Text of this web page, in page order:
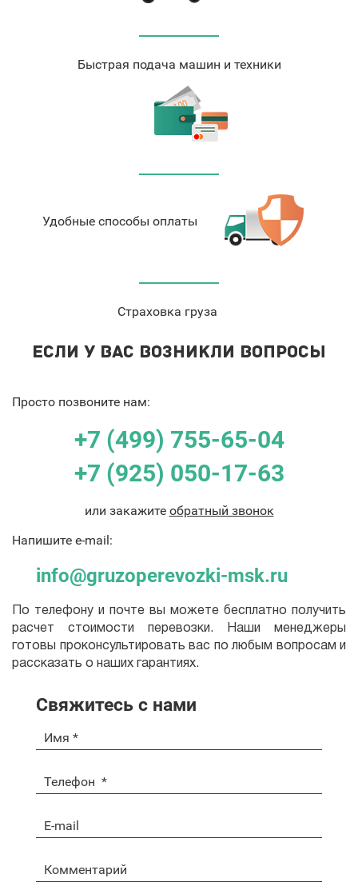
Быстрая подача машин и техники
Удобные способы оплаты
Страховка груза
ЕСЛИ У ВАС ВОЗНИКЛИ ВОПРОСЫ
Просто позвоните нам:
+7 (499) 755-65-04
+7 (925) 050-17-63
или закажите обратный звонок
Напишите e-mail:
info@gruzoperevozki-msk.ru
По телефону и почте вы можете бесплатно получить
расчет стоимости перевозки. Наши менеджеры
готовы проконсультировать вас по любым вопросам и
рассказать о наших гарантиях.
Свяжитесь с нами